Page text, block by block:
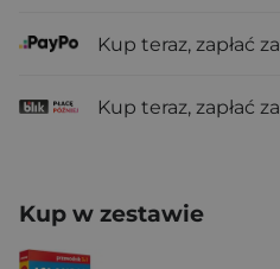
Kup teraz, zapłać za
Kup teraz, zapłać za
Kup w zestawie